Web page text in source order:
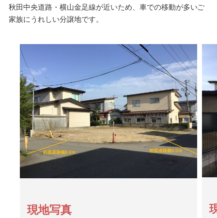
秋田中央道路・横山金足線が近いため、車での移動が多いご
家族にうれしい分譲地です。
現地写真